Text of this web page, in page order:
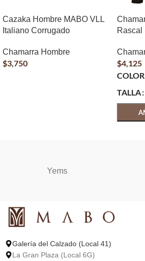
Cazaka Hombre MABO VLL
Italiano Corrugado
Chamarra Hombre
$3,750
Rascal
$4,125
COLOR
TALLA
Yems
Galería del Calzado (Local 41)
La Gran Plaza (Local 6G)